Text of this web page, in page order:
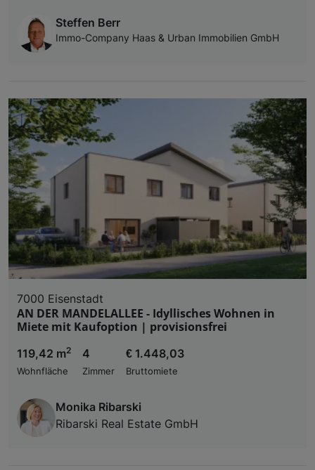
Steffen Berr
Immo-Company Haas & Urban Immobilien GmbH
7000 Eisenstadt
AN DER MANDELALLEE - Idyllisches Wohnen in
Miete mit Kaufoption | provisionsfrei
119,42 m2
Wohnfläche
4
Zimmer
€ 1.448,03
Bruttomiete
Monika Ribarski
Ribarski Real Estate GmbH